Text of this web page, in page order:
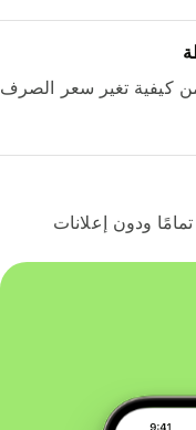
تغير سعر الصرف
ودون إعلانات